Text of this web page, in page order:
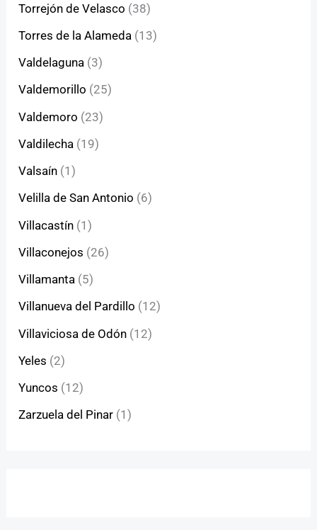
Torrejón de Velasco (38)
Torres de la Alameda (13)
Valdelaguna (3)
Valdemorillo (25)
Valdemoro (23)
Valdilecha (19)
Valsaín (1)
Velilla de San Antonio (6)
Villacastín (1)
Villaconejos (26)
Villamanta (5)
Villanueva del Pardillo (12)
Villaviciosa de Odón (12)
Yeles (2)
Yuncos (12)
Zarzuela del Pinar (1)